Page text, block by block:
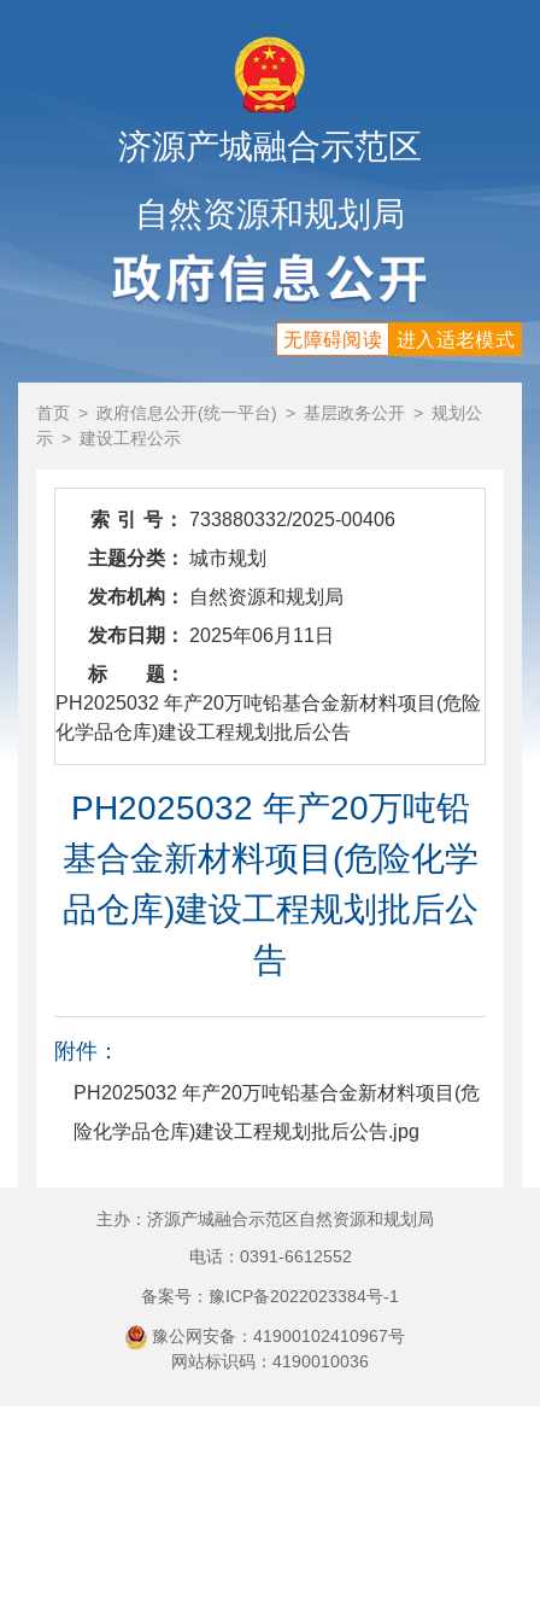
济源产城融合示范区
自然资源和规划局
进入适老模式
无障碍阅读
首页 > 政府信息公开(统一平台) > 基层政务公开 > 规划公
示 > 建设工程公示
索 引 号：
733880332/2025-00406
主题分类： 城市规划
发布机构：
自然资源和规划局
发布日期：
2025年06月11日
标 题：
​ PH2025032 年产20万吨铅基合金新材料项目(危险
化学品仓库)建设工程规划批后公告
PH2025032 年产20万吨铅
基合金新材料项目(危险化学
品仓库)建设工程规划批后公
告
附件：
PH2025032 年产20万吨铅基合金新材料项目(危
险化学品仓库)建设工程规划批后公告.jpg
主办：济源产城融合示范区自然资源和规划局
电话：0391-6612552
备案号：豫ICP备2022023384号-1
豫公网安备：41900102410967号
网站标识码：4190010036